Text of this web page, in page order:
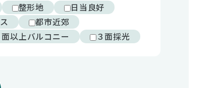
整形地
日当良好
都市近郊
面以上バルコニー ３面採光